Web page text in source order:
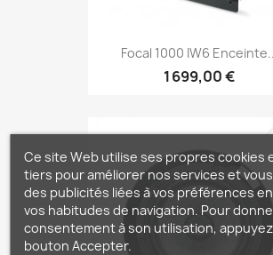
Focal 1000 IW6
1 699,00 €
Ce site Web utilise ses propres cookies
tiers pour améliorer nos services et
des publicités liées à vos préférences
vos habitudes de navigation. Pour
consentement à son utilisation,
bouton Accepter.